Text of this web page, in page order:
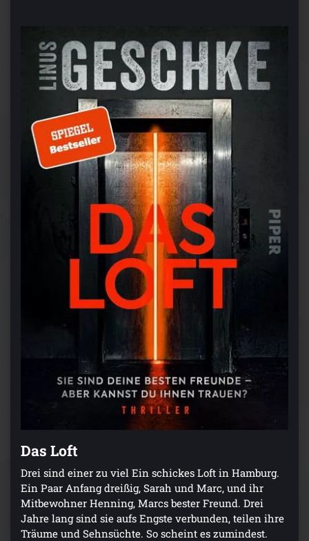
Das Loft
Drei sind einer zu viel Ein schickes Loft in Hamburg.
Ein Paar Anfang dreißig, Sarah und Marc, und ihr
Mitbewohner Henning, Marcs bester Freund. Drei
Jahre lang sind sie aufs Engste verbunden, teilen ihre
Träume und Sehnsüchte. So scheint es zumindest.